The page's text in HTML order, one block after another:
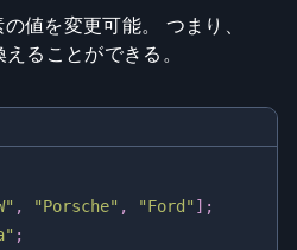
値を変更可能。 つまり、
ることができる。
, "Porsche" , "Ford" ] ;
;